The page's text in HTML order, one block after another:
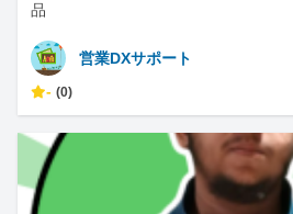
品
営業DXサポート
- (0)